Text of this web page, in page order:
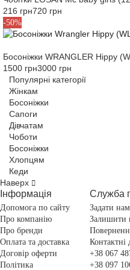
216 грн720 грн
-50%
38
Босоніжки WRANGLER Hippy
1500 грн3000 грн
Популярні категорії
Жінкам
Босоніжки
Сапоги
Дівчатам
Чоботи
Босоніжки
Хлопцям
Кеди
Наверх
Інформація
Допомога по сайту
Про компанію
Про бренди
Оплата та доставка
Договір оферти
Політика
Служба
Задати
Залишити
Контактні
+38 067
+38 097